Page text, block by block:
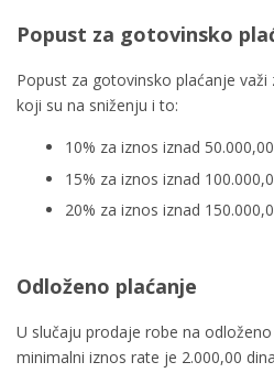
Popust za gotovinsko
Popust za gotovinsko plaćanje
koji su na sniženju i to:
10% za iznos iznad
15% za iznos iznad
20% za iznos iznad
Odloženo plaćanje
U slučaju prodaje robe na
minimalni iznos rate je 2.000,00